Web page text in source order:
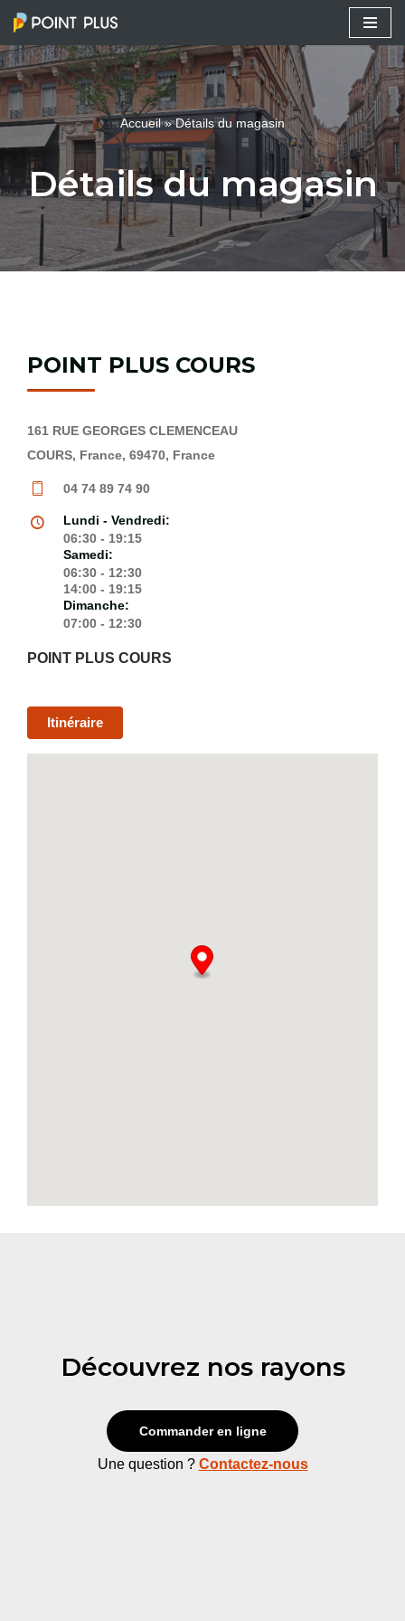
Aller
au
contenu
Accueil»Détails du magasin
Détails du magasin
POINT PLUS COURS
161 RUE GEORGES CLEMENCEAU
COURS, France, 69470, France
04 74 89 74 90
Lundi - Vendredi:
06:30 - 19:15
Samedi:
06:30 - 12:30
14:00 - 19:15
Dimanche:
07:00 - 12:30
POINT PLUS COURS
Itinéraire
Découvrez nos rayons
Commander en ligne
Une question ? Contactez-nous